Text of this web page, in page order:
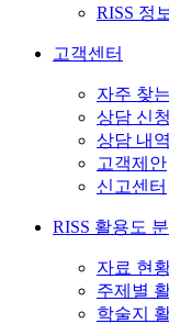
RISS 정
고객센터
자주 찾
상담 신청
상담 내
고객제안
신고센터
RISS 활용도
자료 현
주제별
학술지